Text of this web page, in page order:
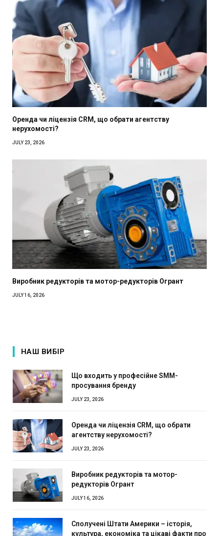
Оренда чи ліцензія CRM, що обрати агентству
нерухомості?
JULY 23, 2026
Виробник редукторів та мотор-редукторів Огрант
JULY 16, 2026
НАШ ВИБІР
Що входить у професійне SMM-
просування бренду
JULY 23, 2026
Оренда чи ліцензія CRM, що обрати
агентству нерухомості?
JULY 23, 2026
Виробник редукторів та мотор-
редукторів Огрант
JULY 16, 2026
Сполучені Штати Америки – історія,
культура, економіка та цікаві факти про